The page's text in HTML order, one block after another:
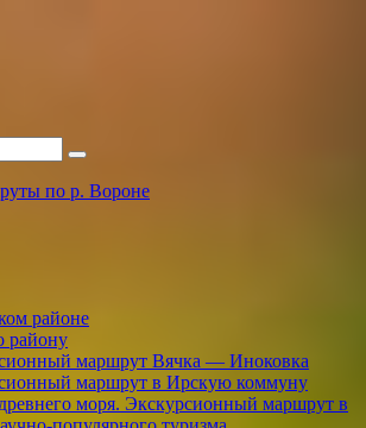
по р. Вороне
районе
району
маршрут Вячка — Иноковка
маршрут в Ирскую коммуну
моря. Экскурсионный маршрут в